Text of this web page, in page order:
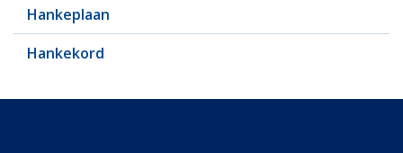
Hankeplaan
Hankekord